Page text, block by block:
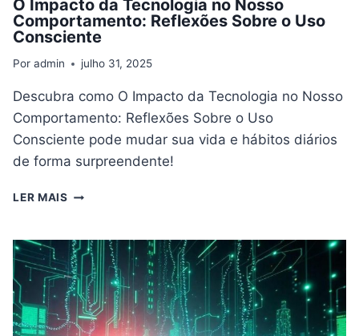
O Impacto da Tecnologia no Nosso
Comportamento: Reflexões Sobre o Uso
Consciente
Por admin julho 31, 2025
Descubra como O Impacto da Tecnologia no Nosso
Comportamento: Reflexões Sobre o Uso
Consciente pode mudar sua vida e hábitos diários
de forma surpreendente!
LER MAIS O
TECNOLOGIA
NO
NOSSO
COMPORTAMENTO:
REFLEXÕES
SOBRE